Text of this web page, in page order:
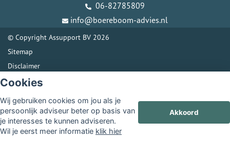
Cookies
Wij gebruiken cookies om jou als je
persoonlijk adviseur beter op basis van
je interesses te kunnen adviseren.
Wil je eerst meer informatie klik hier
Akkoord
06-82785809
info@boereboom-advies.nl
© Copyright Assupport BV 2026
Sitemap
Disclaimer